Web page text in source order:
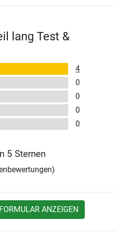
lang Test &
4
0
0
0
0
5 Sternen
ANZEIGEN